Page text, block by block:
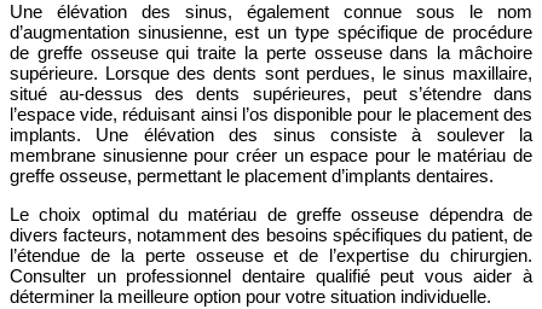
Une élévation des sinus, également connue sous le nom
d’augmentation sinusienne, est un type spécifique de procédure
de greffe osseuse qui traite la perte osseuse dans la mâchoire
supérieure. Lorsque des dents sont perdues, le sinus maxillaire,
situé au-dessus des dents supérieures, peut s’étendre dans
l’espace vide, réduisant ainsi l’os disponible pour le placement des
implants. Une élévation des sinus consiste à soulever la
membrane sinusienne pour créer un espace pour le matériau de
greffe osseuse, permettant le placement d’implants dentaires.
Le choix optimal du matériau de greffe osseuse dépendra de
divers facteurs, notamment des besoins spécifiques du patient, de
l’étendue de la perte osseuse et de l’expertise du chirurgien.
Consulter un professionnel dentaire qualifié peut vous aider à
déterminer la meilleure option pour votre situation individuelle.